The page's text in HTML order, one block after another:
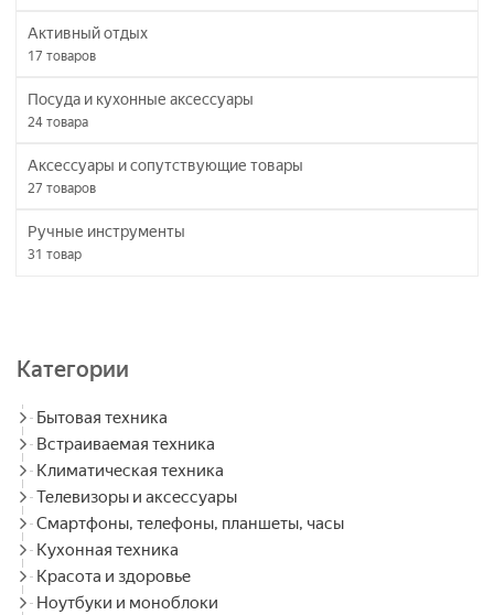
Активный отдых
17 товаров
Посуда и кухонные аксессуары
24 товара
Аксессуары и сопутствующие товары
27 товаров
Ручные инструменты
31 товар
Категории
Бытовая техника
Встраиваемая техника
Климатическая техника
Телевизоры и аксессуары
Смартфоны, телефоны, планшеты, часы
Кухонная техника
Красота и здоровье
Ноутбуки и моноблоки